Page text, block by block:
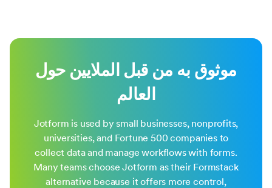
موثوق به من قبل الملايين حول
العالم
Jotform is used by small businesses, nonprofits,
universities, and Fortune 500 companies to
collect data and manage workflows with forms.
Many teams choose Jotform as their Formstack
alternative because it offers more control,